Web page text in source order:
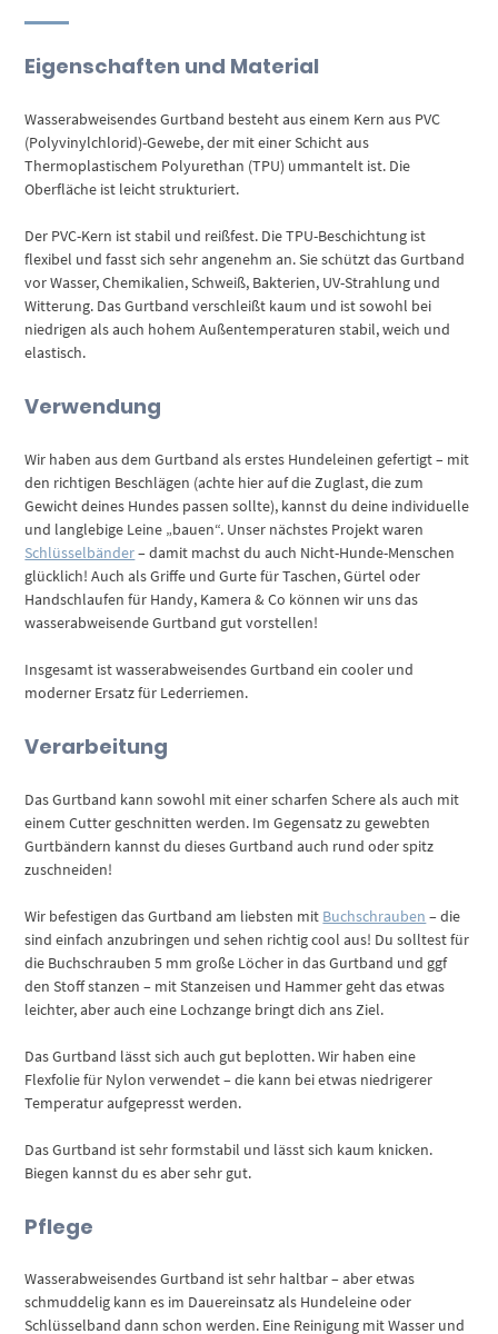
Eigenschaften und Material
Wasserabweisendes Gurtband besteht aus einem Kern aus PVC
(Polyvinylchlorid)-Gewebe, der mit einer Schicht aus
Thermoplastischem Polyurethan (TPU) ummantelt ist. Die
Oberfläche ist leicht strukturiert.
Der PVC-Kern ist stabil und reißfest. Die TPU-Beschichtung ist
flexibel und fasst sich sehr angenehm an. Sie schützt das Gurtband
vor Wasser, Chemikalien, Schweiß, Bakterien, UV-Strahlung und
Witterung. Das Gurtband verschleißt kaum und ist sowohl bei
niedrigen als auch hohem Außentemperaturen stabil, weich und
elastisch.
Verwendung
Wir haben aus dem Gurtband als erstes Hundeleinen gefertigt – mit
den richtigen Beschlägen (achte hier auf die Zuglast, die zum
Gewicht deines Hundes passen sollte), kannst du deine individuelle
und langlebige Leine „bauen“. Unser nächstes Projekt waren
Schlüsselbänder– damit machst du auch Nicht-Hunde-Menschen
glücklich! Auch als Griffe und Gurte für Taschen, Gürtel oder
Handschlaufen für Handy, Kamera & Co können wir uns das
wasserabweisende Gurtband gut vorstellen!
Insgesamt ist wasserabweisendes Gurtband ein cooler und
moderner Ersatz für Lederriemen.
Verarbeitung
Das Gurtband kann sowohl mit einer scharfen Schere als auch mit
einem Cutter geschnitten werden. Im Gegensatz zu gewebten
Gurtbändern kannst du dieses Gurtband auch rund oder spitz
zuschneiden!
Wir befestigen das Gurtband am liebsten mit Buchschrauben – die
sind einfach anzubringen und sehen richtig cool aus! Du solltest für
die Buchschrauben 5 mm große Löcher in das Gurtband und ggf
den Stoff stanzen – mit Stanzeisen und Hammer geht das etwas
leichter, aber auch eine Lochzange bringt dich ans Ziel.
Das Gurtband lässt sich auch gut beplotten. Wir haben eine
Flexfolie für Nylon verwendet – die kann bei etwas niedrigerer
Temperatur aufgepresst werden.
Das Gurtband ist sehr formstabil und lässt sich kaum knicken.
Biegen kannst du es aber sehr gut.
Pflege
Wasserabweisendes Gurtband ist sehr haltbar – aber etwas
schmuddelig kann es im Dauereinsatz als Hundeleine oder
Schlüsselband dann schon werden. Eine Reinigung mit Wasser und